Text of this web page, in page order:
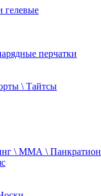
гелевые
перчатки
\ Тайтсы
\ ММА \ Панкратион